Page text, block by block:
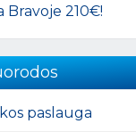
Bravoje 210€!
paslauga